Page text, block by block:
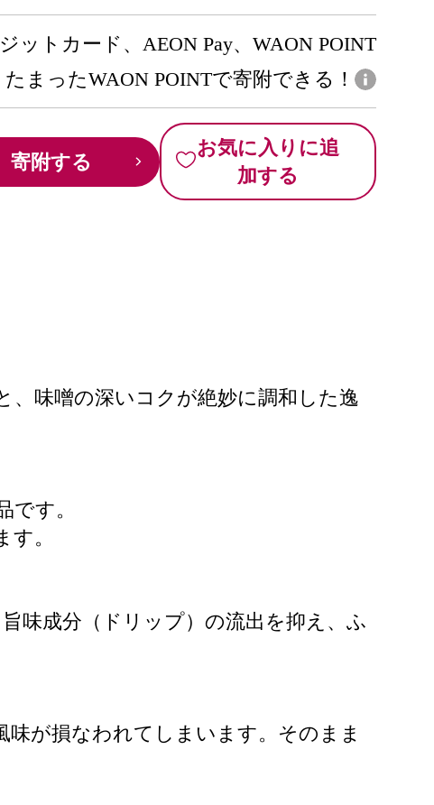
ットカード、AEON Pay、WAON POINT
たまったWAON POINTで寄附できる！
寄附する
お気に入りに追
加する
、味噌の深いコクが絶妙に調和した逸
す。
。
味成分（ドリップ）の流出を抑え、ふ
が損なわれてしまいます。そのまま